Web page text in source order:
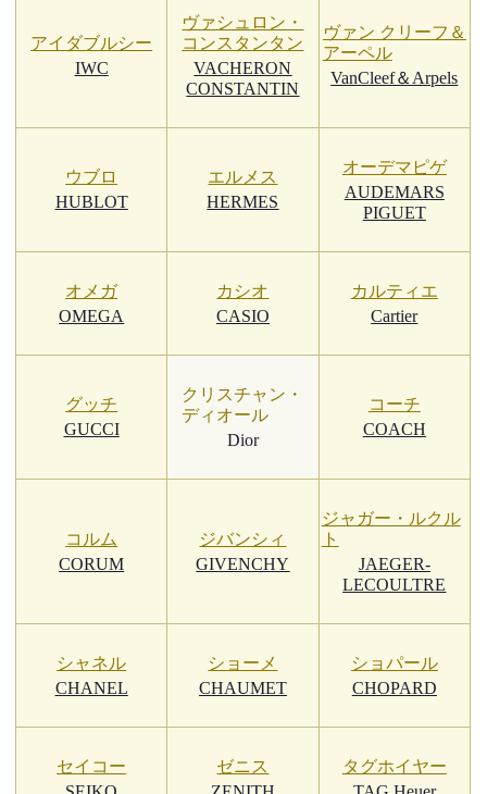
アイダブルシー
IWC
ヴァシュロン・
コンスタンタン
VACHERON
CONSTANTIN
ヴァン クリーフ＆
アーペル
VanCleef＆Arpels
ウブロ
HUBLOT
エルメス
HERMES
オーデマピゲ
AUDEMARS
PIGUET
オメガ
OMEGA
カシオ
CASIO
カルティエ
Cartier
グッチ
GUCCI
クリスチャン・
ディオール
Dior
コーチ
COACH
コルム
CORUM
ジバンシィ
GIVENCHY
ジャガー・ルクル
ト
JAEGER-
LECOULTRE
シャネル
CHANEL
ショーメ
CHAUMET
ショパール
CHOPARD
セイコー
ゼニス
タグホイヤー